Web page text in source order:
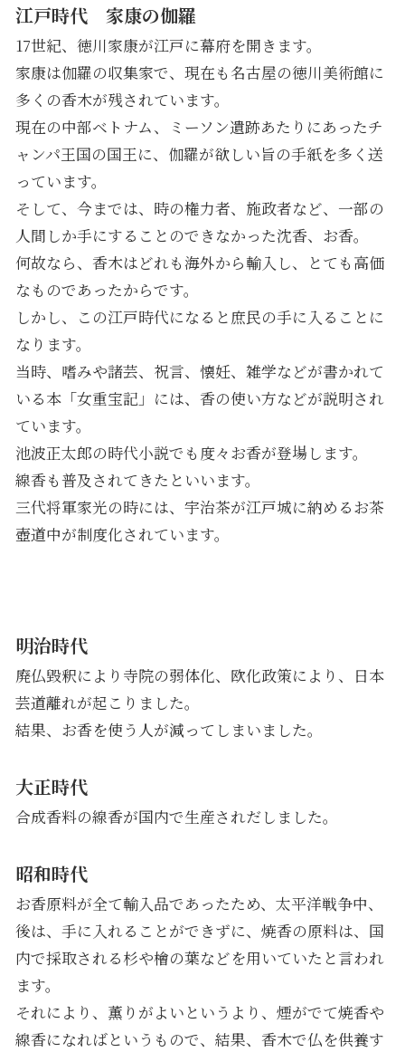
江戸時代 家康の伽羅
17世紀、徳川家康が江戸に幕府を開きます。
家康は伽羅の収集家で、現在も名古屋の徳川美術館に
多くの香木が残されています。
現在の中部ベトナム、ミーソン遺跡あたりにあったチ
ャンパ王国の国王に、伽羅が欲しい旨の手紙を多く送
っています。
そして、今までは、時の権力者、施政者など、一部の
人間しか手にすることのできなかった沈香、お香。
何故なら、香木はどれも海外から輸入し、とても高価
なものであったからです。
しかし、この江戸時代になると庶民の手に入ることに
なります。
当時、嗜みや諸芸、祝言、懐妊、雑学などが書かれて
いる本「女重宝記」には、香の使い方などが説明され
ています。
池波正太郎の時代小説でも度々お香が登場します。
線香も普及されてきたといいます。
三代将軍家光の時には、宇治茶が江戸城に納めるお茶
壺道中が制度化されています。
明治時代
廃仏毀釈により寺院の弱体化、欧化政策により、日本
芸道離れが起こりました。
結果、お香を使う人が減ってしまいました。
大正時代
合成香料の線香が国内で生産されだしました。
昭和時代
お香原料が全て輸入品であったため、太平洋戦争中、
後は、手に入れることができずに、焼香の原料は、国
内で採取される杉や檜の葉などを用いていたと言われ
ます。
それにより、薫りがよいというより、煙がでて焼香や
線香になればというもので、結果、香木で仏を供養す